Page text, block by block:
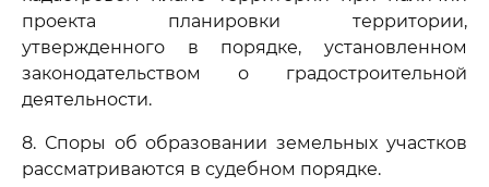
проекта планировки территории,
утвержденного в порядке, установленном
законодательством о градостроительной
деятельности.
8. Споры об образовании земельных участков
рассматриваются в судебном порядке.